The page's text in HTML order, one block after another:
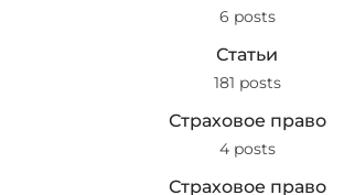
6 posts
Статьи
181 posts
Страховое право
4 posts
Страховое право